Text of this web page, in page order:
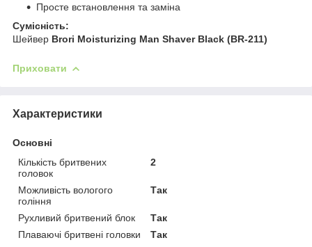
Просте встановлення та заміна
Сумісність:
Шейвер Brori Moisturizing Man Shaver Black (BR-211)
Приховати
Характеристики
Основні
Кількість бритвених
головок
2
Можливість вологого
гоління
Так
Рухливий бритвений блок
Так
Плаваючі бритвені головки
Так